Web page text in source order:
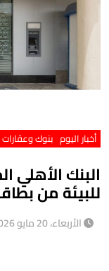
أخبار اليوم بنوك وعقارات
البنك
للبيئة من
الأربعاء، 20 مايو 2026 11:51 ص